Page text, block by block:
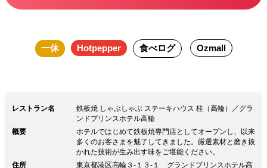
一休 Hotpepper 食べログ Ozmall
レストラン名
鉄板焼 しゃぶしゃぶ ステーキハウス 桂（高輪）／グラ
ンドプリンスホテル高輪
概要
ホテルではじめて鉄板焼専門店としてオープンし、以来
多くのお客さまを魅了してきました。厳選素材と磨き抜
かれた技術が生み出す味をご堪能ください。
住所
東京都港区高輪３-１３-１ グランドプリンスホテル高